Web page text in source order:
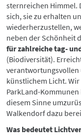
sternreichen Himmel.
sich, sie zu erhalten
wiederherzustellen,
neben der Schönheit
für zahlreiche tag-
(Biodiversität).
verantwortungsvollen
künstlichem Licht.
ParkLand-
diesem Sinne
Walkendorf dazu
Was bedeutet